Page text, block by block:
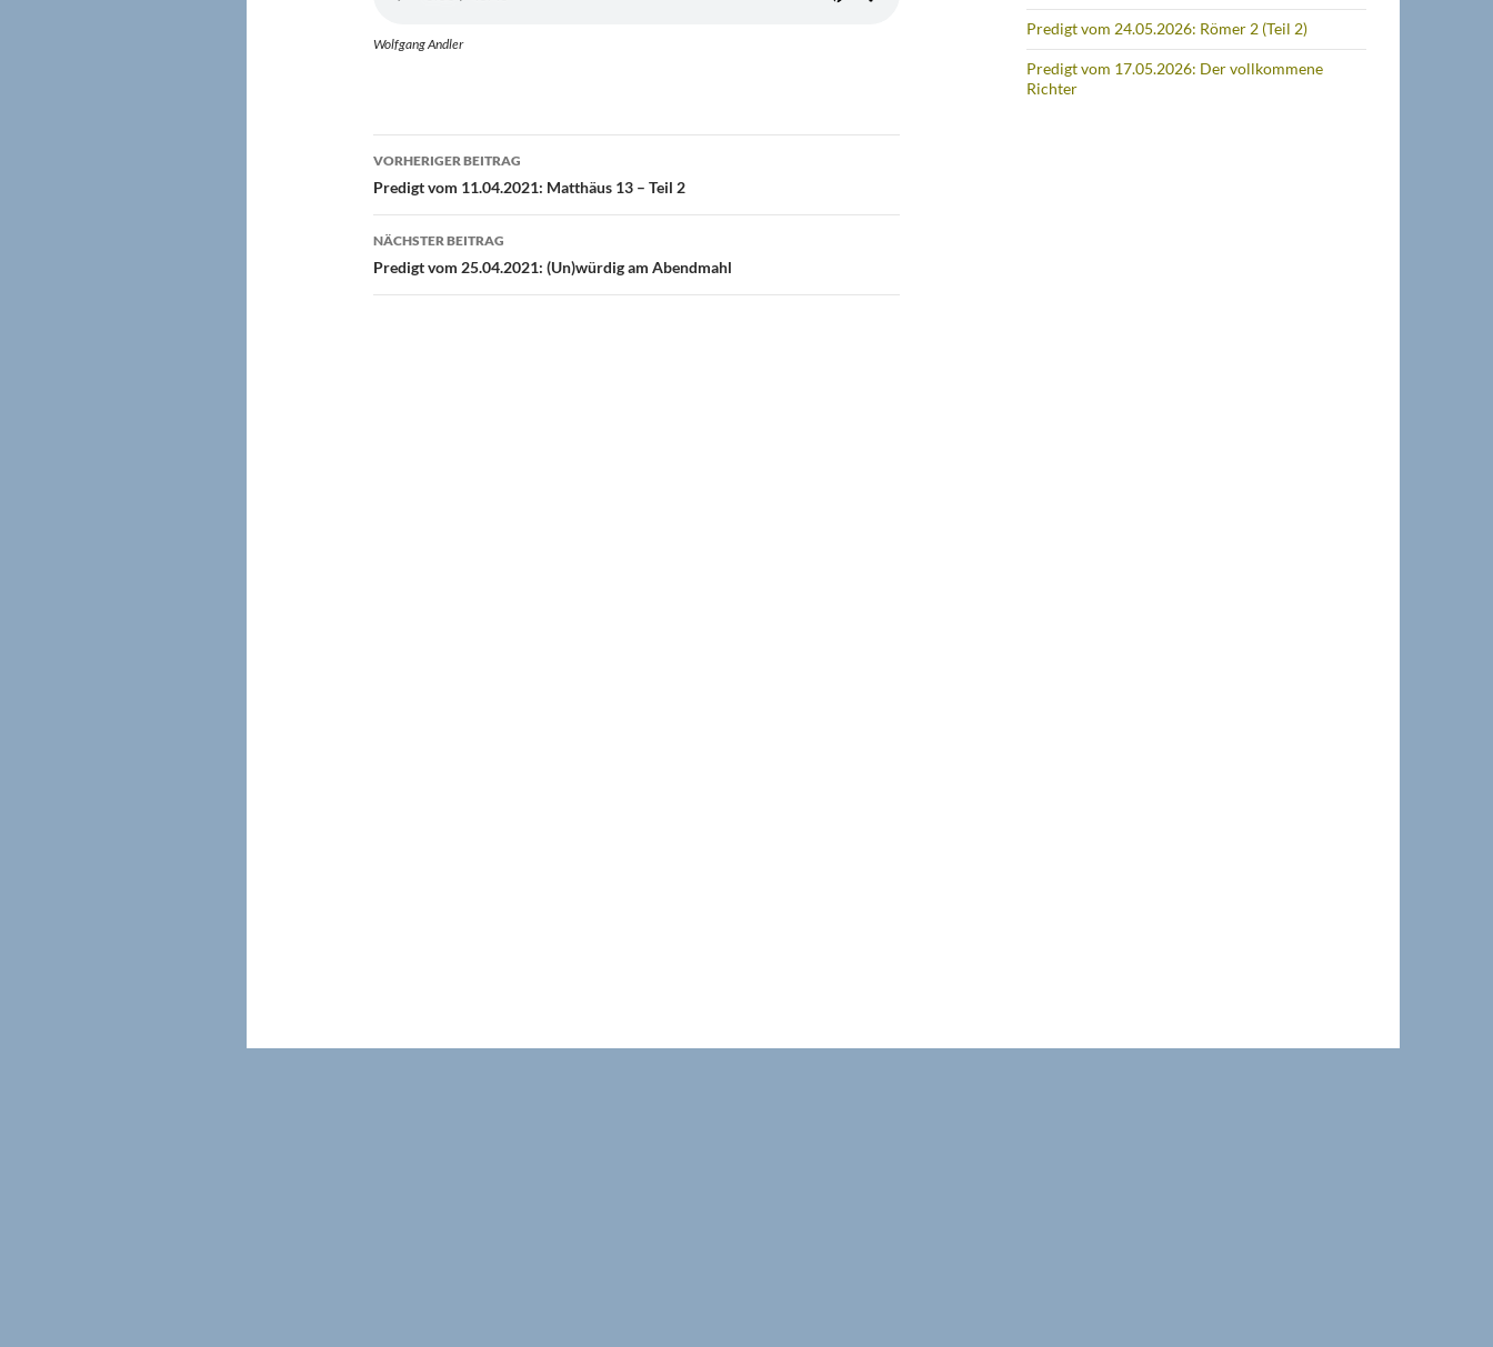
Wolfgang Andler
Beitragsnavigation
VORHERIGER BEITRAG
Predigt vom 11.04.2021: Matthäus 13 – Teil 2
NÄCHSTER BEITRAG
Predigt vom 25.04.2021: (Un)würdig am Abendmahl
Predigt vom 24.05.2026: Römer 2 (Teil 2)
Predigt vom 17.05.2026: Der vollkommene
Richter